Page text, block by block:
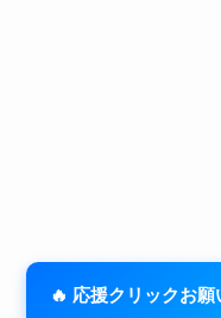
🔥 応援クリックお